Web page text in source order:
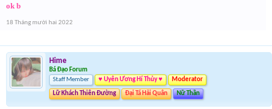
ok b
18 Tháng mười hai 2022
Hime
Bá Đạo Forum
Staff Member
♥ Uyên Ương Hí Thủy ♥ Moderator
Lữ Khách Thiên Đường Đại Tá Hải Quân Nữ Thần